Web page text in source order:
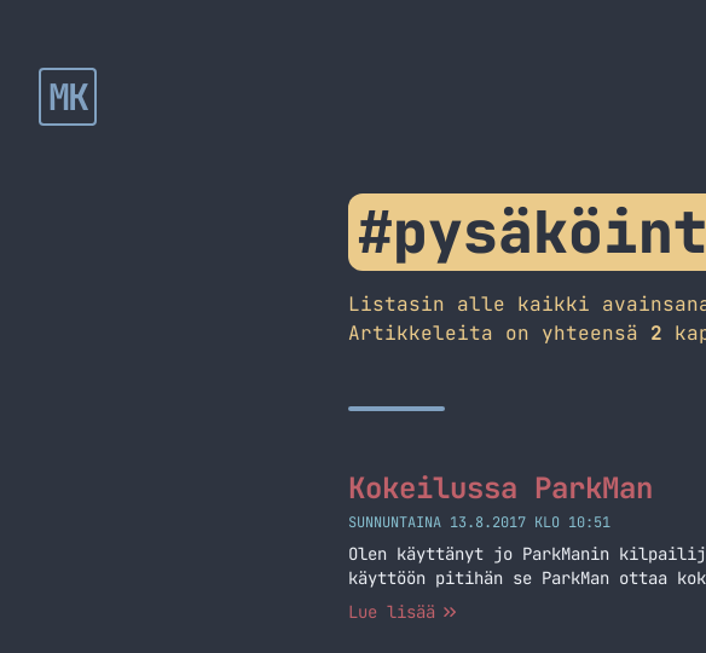
MK
Listasin alle kaikki
Artikkeleita on yhteensä 2
Kokeilussa ParkMan
SUNNUNTAINA 13.8.2017 KLO 10:51
Olen käyttänyt jo ParkManin
käyttöön pitihän se ParkMan ottaa
Lue lisää